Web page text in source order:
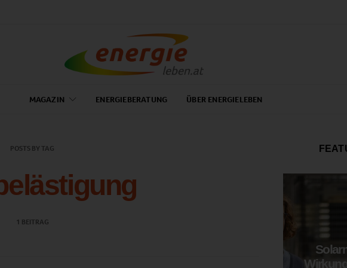
MAGAZIN ENERGIEBERATUNG ÜBER ENERGIELEBEN
POSTS BY TAG
1 BEITRAG